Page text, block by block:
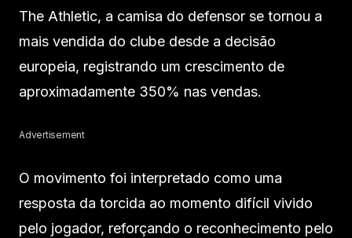
The Athletic, a camisa do defensor se tornou a
mais vendida do clube desde a decisão
europeia, registrando um crescimento de
aproximadamente 350% nas vendas.
Advertisement
O movimento foi interpretado como uma
resposta da torcida ao momento difícil vivido
pelo jogador, reforçando o reconhecimento pelo